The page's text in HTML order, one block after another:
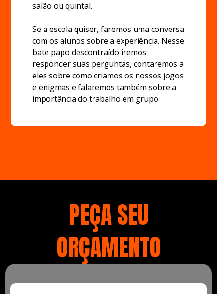
salão ou quintal.
Se a escola quiser, faremos uma conversa
com os alunos sobre a experiência. Nesse
bate papo descontraído iremos
responder suas perguntas, contaremos a
eles sobre como criamos os nossos jogos
e enigmas e falaremos também sobre a
importância do trabalho em grupo.
PEÇA SEU
ORÇAMENTO